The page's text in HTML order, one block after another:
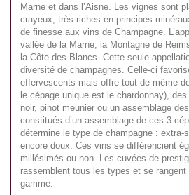
Marne et dans l’Aisne. Les vignes sont
crayeux, très riches en principes
de finesse aux vins de Champagne.
vallée de la Marne, la Montagne de
la Côte des Blancs. Cette seule
diversité de champagnes. Celle-ci
effervescents mais offre tout de même
le cépage unique est le chardonnay),
noir, pinot meunier ou un assemblage
constitués d’un assemblage de ces 3
détermine le type de champagne : extra-
encore doux. Ces vins se différencient
millésimés ou non. Les cuvées de
rassemblent tous les types et se
gamme.